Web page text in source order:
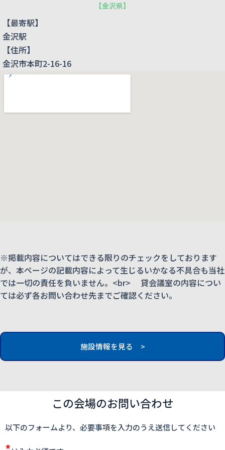
【金沢県】
【最寄駅】
金沢駅
【住所】
金沢市本町2-16-16
※掲載内容についてはできる限りのチェックをしております
が、本ページの記載内容によって生じるいかなる不具合も当社
では一切の責任を負いません。<br> 貸会議室の内容につい
ては必ず各お問い合わせ先までご確認ください。
施設情報を見る >
この会場のお問い合わせ
以下のフォームより、必要事項を入力のうえ送信してください